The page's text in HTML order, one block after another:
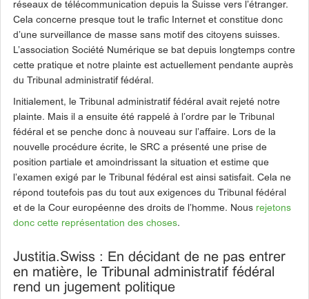
réseaux de télécommunication depuis la Suisse vers l’étranger.
Cela concerne presque tout le trafic Internet et constitue donc
d’une surveillance de masse sans motif des citoyens suisses.
L’association Société Numérique se bat depuis longtemps contre
cette pratique et notre plainte est actuellement pendante auprès
du Tribunal administratif fédéral.
Initialement, le Tribunal administratif fédéral avait rejeté notre
plainte. Mais il a ensuite été rappelé à l’ordre par le Tribunal
fédéral et se penche donc à nouveau sur l’affaire. Lors de la
nouvelle procédure écrite, le SRC a présenté une prise de
position partiale et amoindrissant la situation et estime que
l’examen exigé par le Tribunal fédéral est ainsi satisfait. Cela ne
répond toutefois pas du tout aux exigences du Tribunal fédéral
et de la Cour européenne des droits de l’homme. Nous rejetons
donc cette représentation des choses.
Justitia.Swiss : En décidant de ne pas entrer
en matière, le Tribunal administratif fédéral
rend un jugement politique